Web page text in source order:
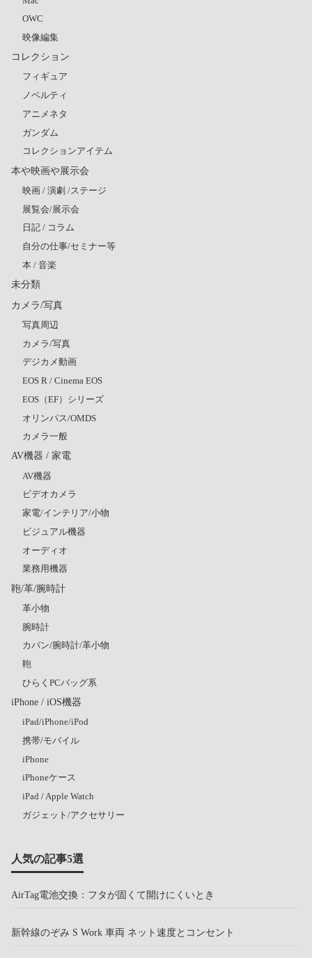
OWC
映像編集
コレクション
フィギュア
ノベルティ
アニメネタ
ガンダム
コレクションアイテム
本や映画や展示会
映画 / 演劇 /ステージ
展覧会/展示会
日記 / コラム
自分の仕事/セミナー等
本 / 音楽
未分類
カメラ/写真
写真周辺
カメラ/写真
デジカメ動画
EOS R / Cinema EOS
EOS（EF）シリーズ
オリンパス/OMDS
カメラ一般
AV機器 / 家電
AV機器
ビデオカメラ
家電/インテリア/小物
ビジュアル機器
オーディオ
業務用機器
鞄/革/腕時計
革小物
腕時計
カバン/腕時計/革小物
鞄
ひらくPCバッグ系
iPhone / iOS機器
iPad/iPhone/iPod
携帯/モバイル
iPhone
iPhoneケース
iPad / Apple Watch
ガジェット/アクセサリー
人気の記事5選
AirTag電池交換：フタが固くて開けにくいとき
新幹線のぞみ S Work 車両 ネット速度とコンセント